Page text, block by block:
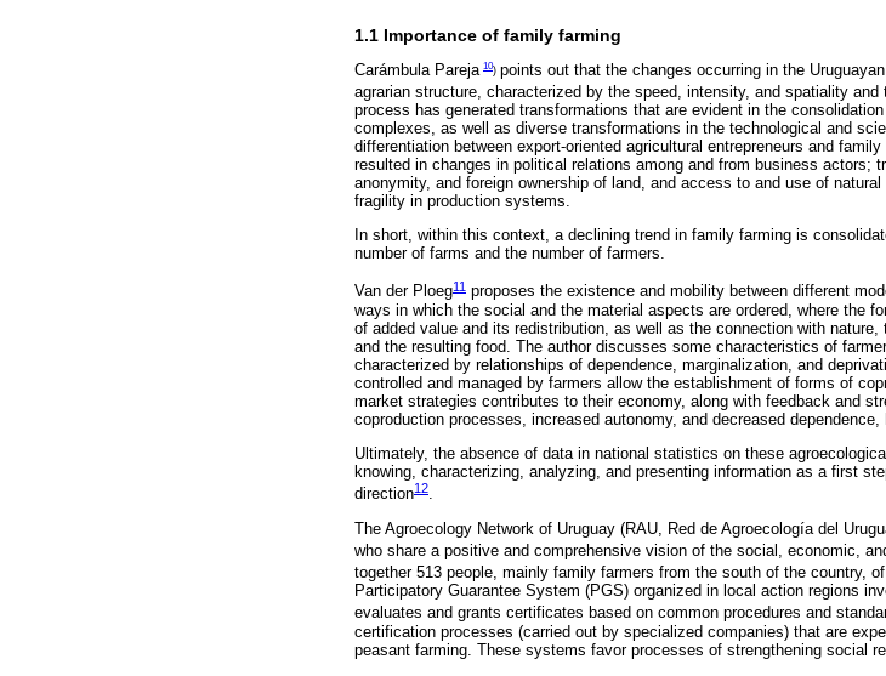
1.1 Importance of family farming
Carámbula Pareja 10) points out that the changes occurring in the
agrarian structure, characterized by the speed, intensity, and spatiality
process has generated transformations that are evident in the
complexes, as well as diverse transformations in the technological and
differentiation between export-oriented agricultural entrepreneurs and
resulted in changes in political relations among and from business actors;
anonymity, and foreign ownership of land, and access to and use of
fragility in production systems.
In short, within this context, a declining trend in family farming is
number of farms and the number of farmers.
Van der Ploeg11 proposes the existence and mobility between different
ways in which the social and the material aspects are ordered, where the
of added value and its redistribution, as well as the connection with
and the resulting food. The author discusses some characteristics of
characterized by relationships of dependence, marginalization, and
controlled and managed by farmers allow the establishment of forms of
market strategies contributes to their economy, along with feedback and
coproduction processes, increased autonomy, and decreased
Ultimately, the absence of data in national statistics on these
knowing, characterizing, analyzing, and presenting information as a first
direction12.
The Agroecology Network of Uruguay (RAU, Red de Agroecología del
who share a positive and comprehensive vision of the social, economic,
together 513 people, mainly family farmers from the south of the country,
Participatory Guarantee System (PGS) organized in local action regions
evaluates and grants certificates based on common procedures and
certification processes (carried out by specialized companies) that are
peasant farming. These systems favor processes of strengthening social